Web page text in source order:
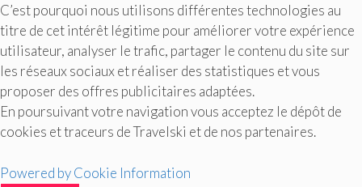
C’est pourquoi nous utilisons différentes technologies au
titre de cet intérêt légitime pour améliorer votre expérience
utilisateur, analyser le trafic, partager le contenu du site sur
les réseaux sociaux et réaliser des statistiques et vous
proposer des offres publicitaires adaptées.
En poursuivant votre navigation vous acceptez le dépôt de
cookies et traceurs de Travelski et de nos partenaires.
Powered by Cookie Information